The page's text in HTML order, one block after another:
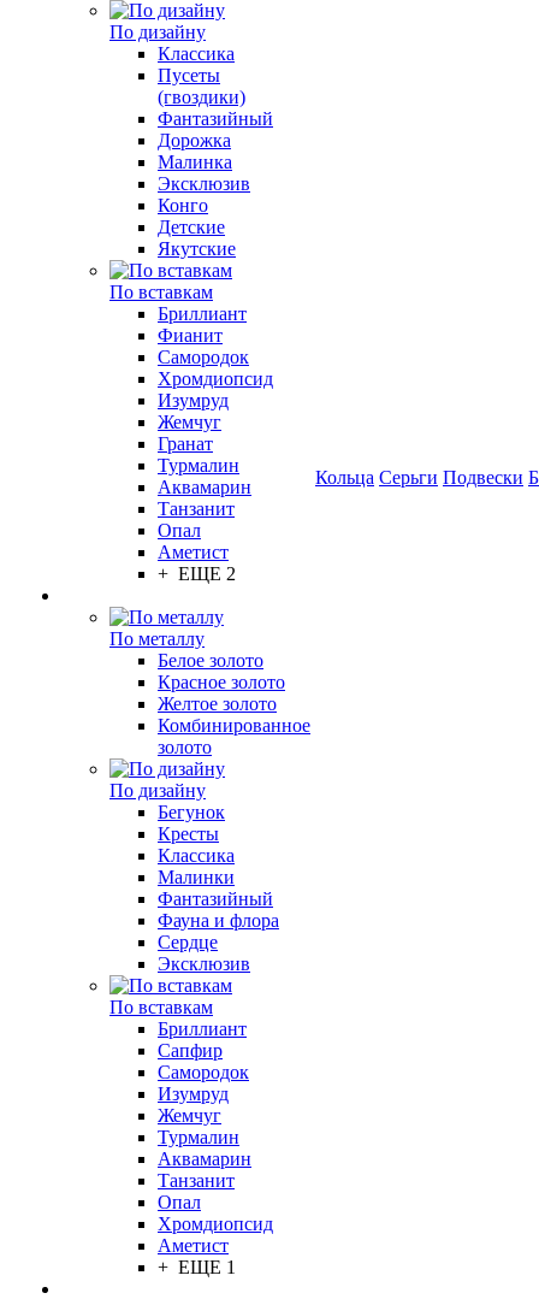
По дизайну
Классика
Пусеты
(гвоздики)
Фантазийный
Дорожка
Малинка
Эксклюзив
Конго
Детские
Якутские
По вставкам
Бриллиант
Фианит
Самородок
Хромдиопсид
Изумруд
Жемчуг
Гранат
Турмалин
Аквамарин
Танзанит
Опал
Аметист
+ ЕЩЕ 2
По металлу
Белое золото
Красное золото
Желтое золото
Комбинированное
золото
По дизайну
Бегунок
Кресты
Классика
Малинки
Фантазийный
Фауна и флора
Сердце
Эксклюзив
По вставкам
Бриллиант
Сапфир
Самородок
Изумруд
Жемчуг
Турмалин
Аквамарин
Танзанит
Опал
Хромдиопсид
Аметист
+ ЕЩЕ 1
Кольца Серьги Подвески